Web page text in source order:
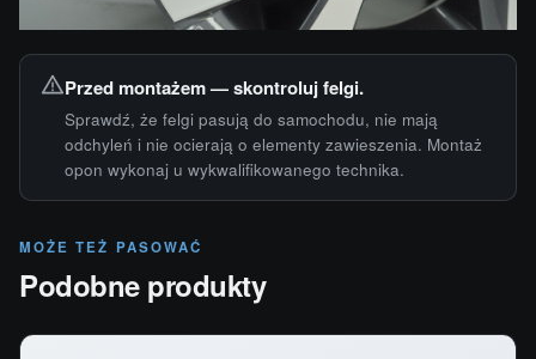
Przed montażem — skontroluj felgi.
Sprawdź, że felgi pasują do samochodu, nie mają
odchyleń i nie ocierają o elementy zawieszenia. Montaż
opon wykonaj u wykwalifikowanego technika.
MOŻE TEŻ PASOWAĆ
Podobne produkty